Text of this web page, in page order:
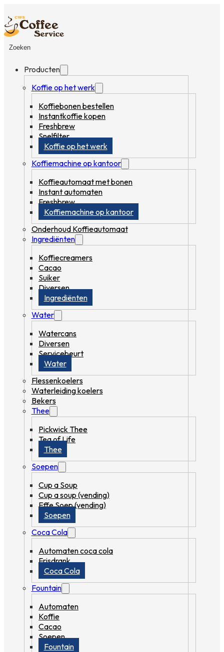
Zoeken
Producten
Koffie op het werk
Koffiebonen bestellen
Instantkoffie kopen
Freshbrew
Snelfilter
Koffie op het werk
Koffiemachine op kantoor
Koffieautomaat met bonen
Instant automaten
Freshbrew
Koffiemachine op kantoor
Onderhoud Koffieautomaat
Ingrediënten
Koffiecreamers
Cacao
Suiker
Diversen
Ingrediënten
Water
Watercans
Diversen
Servicebeurt
Water
Flessenkoelers
Waterleiding koelers
Bekers
Thee
Pickwick Thee
Tea of Life
Thee
Soepen
Cup a Soup
Cup a soup (vending)
Effe Soep (vending)
Soepen
Coca Cola
Automaten coca cola
Frisdrank
Coca Cola
Fountain
Automaten
Koffie
Cacao
Soepen
Fountain